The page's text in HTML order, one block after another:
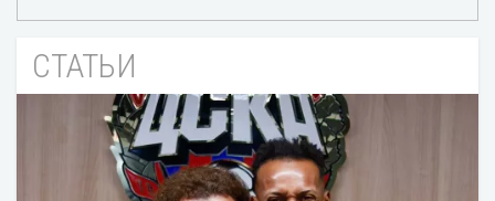
СТАТЬИ